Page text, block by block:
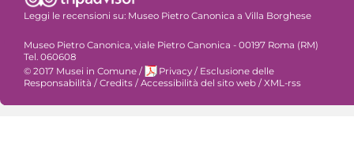
Leggi le recensioni su: Museo Pietro Canonica a Villa Borghese
Museo Pietro Canonica, viale Pietro Canonica - 00197 Roma (RM)
Tel. 060608
© 2017 Musei in Comune / Privacy / Esclusione delle
Responsabilità / Credits / Accessibilità del sito web / XML-rss